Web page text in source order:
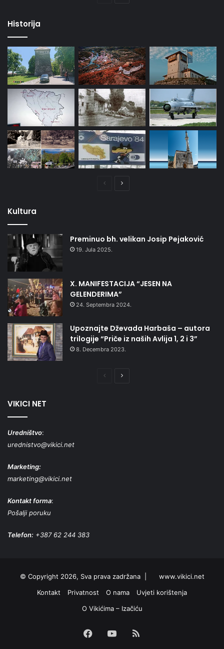
Historija
PrethodnaNaredna
Kultura
Preminuo bh. velikan Josip Pejaković
19. Jula 2025.
X. MANIFESTACIJA “JESEN NA
GELENDERIMA”
24. Septembra 2024.
Upoznajte Dževada Harbaša – autora
trilogije “Priče iz naših Avlija 1, 2 i 3”
8. Decembra 2023.
PrethodnaNaredna
VIKICI NET
Uredništvo:
urednistvo@vikici.net
Marketing:
marketing@vikici.net
Kontakt forma:
Pošalji poruku
Telefon: +387 62 244 383
© Copyright 2026, Sva prava zadržana |
www.vikici.net
Kontakt
Privatnost O nama
Uvjeti korištenja
O Vikićima – Izačiću
Facebook
YouTube
RSS